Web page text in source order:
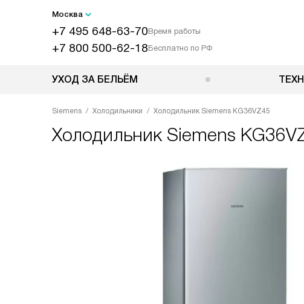
Москва
+7 495 648-63-70Время работы
+7 800 500-62-18Бесплатно по РФ
УХОД ЗА БЕЛЬЁМ
Siemens Холодильники Холодильник Siemens KG36VZ45
Холодильник Siemens